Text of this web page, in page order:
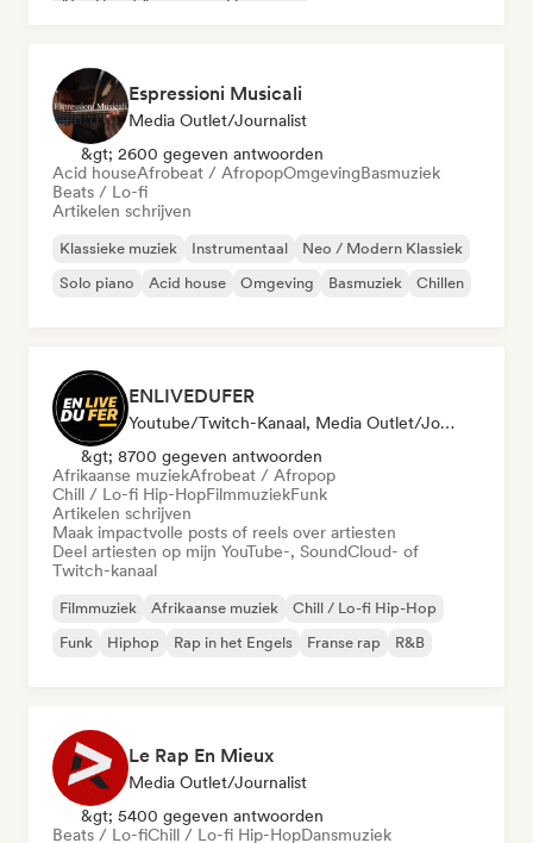
Espressioni Musicali
Media Outlet/Journalist
&gt; 2600 gegeven antwoorden
Acid houseAfrobeat / AfropopOmgevingBasmuziek
Beats / Lo-fi
Artikelen schrijven
Klassieke muziek Instrumentaal
Neo / Modern Klassiek
Solo piano
Acid house Omgeving Basmuziek Chillen
ENLIVEDUFER
Youtube/Twitch-Kanaal, Media Outlet/Journalist, Sociale Media Beïnvloeder
&gt; 8700 gegeven antwoorden
Afrikaanse muziekAfrobeat / Afropop
Chill / Lo-fi Hip-HopFilmmuziekFunk
Artikelen schrijven
Maak impactvolle posts of reels over artiesten
Deel artiesten op mijn YouTube-, SoundCloud- of
Twitch-kanaal
Filmmuziek Afrikaanse muziek
Chill / Lo-fi Hip-Hop
Funk
Hiphop Rap in het Engels Franse rap R&B
Le Rap En Mieux
Media Outlet/Journalist
&gt; 5400 gegeven antwoorden
Beats / Lo-fiChill / Lo-fi Hip-HopDansmuziek